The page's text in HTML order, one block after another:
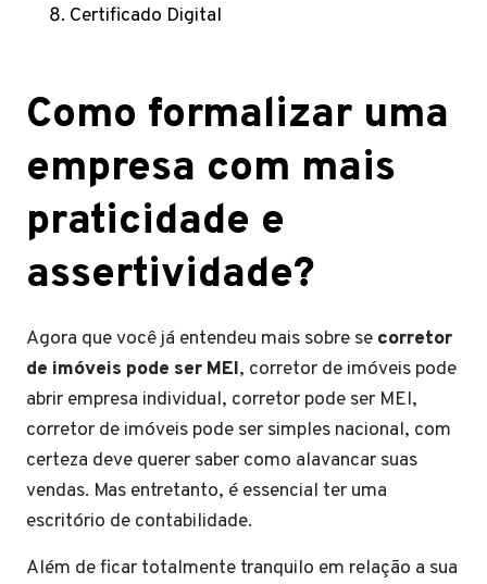
Certificado Digital
Como formalizar uma
empresa com mais
praticidade e
assertividade?
Agora que você já entendeu mais sobre se corretor
de imóveis pode ser MEI, corretor de imóveis pode
abrir empresa individual, corretor pode ser MEI,
corretor de imóveis pode ser simples nacional, com
certeza deve querer saber como alavancar suas
vendas. Mas entretanto, é essencial ter uma
escritório de contabilidade.
Além de ficar totalmente tranquilo em relação a sua